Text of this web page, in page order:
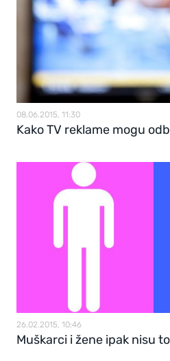
08.06.2015, 11:30
Kako TV reklame mogu
26.02.2015, 10:46
Muškarci i žene ipak nisu